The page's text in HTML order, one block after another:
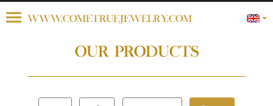
ToggleWWW.COMETRUEJEWELRY.COM
OUR PRODUCTS